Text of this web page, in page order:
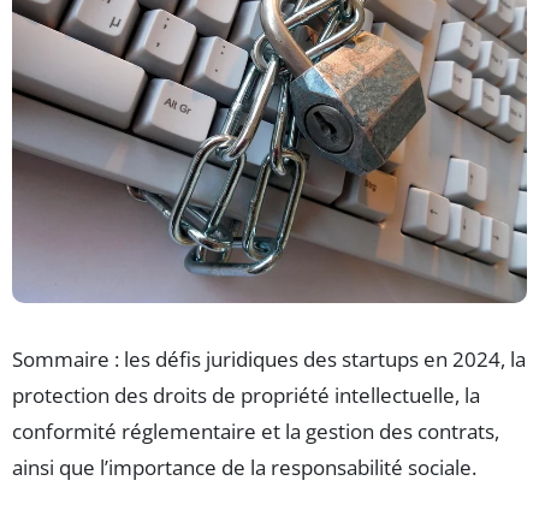
Sommaire : les défis juridiques des startups en 2024, la
protection des droits de propriété intellectuelle, la
conformité réglementaire et la gestion des contrats,
ainsi que l’importance de la responsabilité sociale.